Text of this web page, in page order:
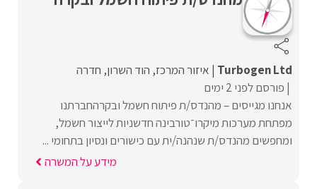
Turbogen Ltd איזור המרכז הוד השרון חדרה
פורסם לפני 2 ימים
אנחנו מגייסים – מהנדס/ת פיתוח חשמל ובקרהחברתנו
מפתחת מערכות מיקרו־טורבינה חדשניות לייצור חשמל,
ומחפשים מהנדס/ת שנהנה/ית עם כישורים ונסיון בתחומי ...
מידע על המשרה